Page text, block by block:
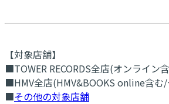
【対象店舗】
■TOWER RECORDS全店(オンライン
■HMV全店(HMV&BOOKS online含む
■その他の対象店舗